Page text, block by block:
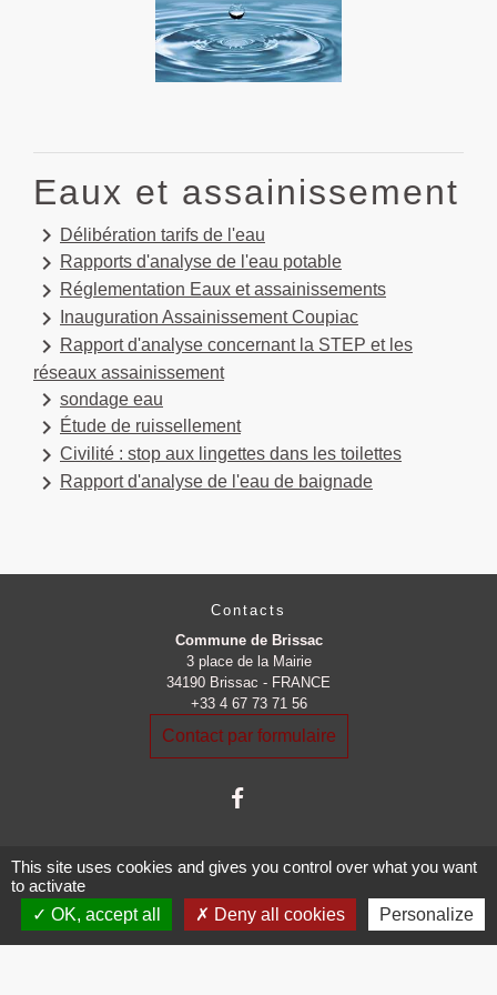
Eaux et assainissement
keyboard_arrow_right Délibération tarifs de l'eau
keyboard_arrow_right Rapports d'analyse de l'eau potable
keyboard_arrow_right Réglementation Eaux et assainissements
keyboard_arrow_right Inauguration Assainissement Coupiac
keyboard_arrow_right Rapport d'analyse concernant la STEP et les
réseaux assainissement
keyboard_arrow_right sondage eau
keyboard_arrow_right Étude de ruissellement
keyboard_arrow_right Civilité : stop aux lingettes dans les toilettes
keyboard_arrow_right Rapport d'analyse de l'eau de baignade
Contacts
Commune de Brissac
3 place de la Mairie
34190 Brissac - FRANCE
+33 4 67 73 71 56
Contact par formulaire
Mentions légales - Politique de confidentialité -
Accessibilité - Plan du site - Gestion des cookies
This site uses cookies and gives you control over what you want
to activate
OK, accept all
Deny all cookies Personalize